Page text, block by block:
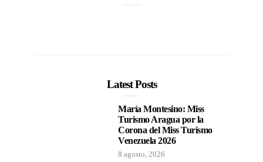
Latest Posts
María Montesino: Miss
Turismo Aragua por la
Corona del Miss Turismo
Venezuela 2026
8 agosto, 2026